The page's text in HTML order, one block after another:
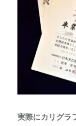
実際にカリグラ